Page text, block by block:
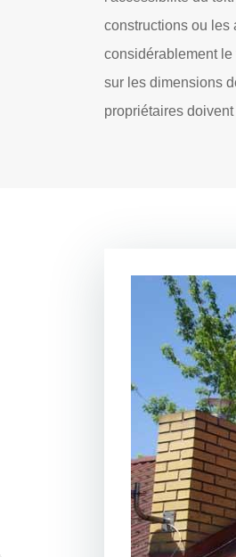
constructions ou les
considérablement
sur les dimensions
propriétaires